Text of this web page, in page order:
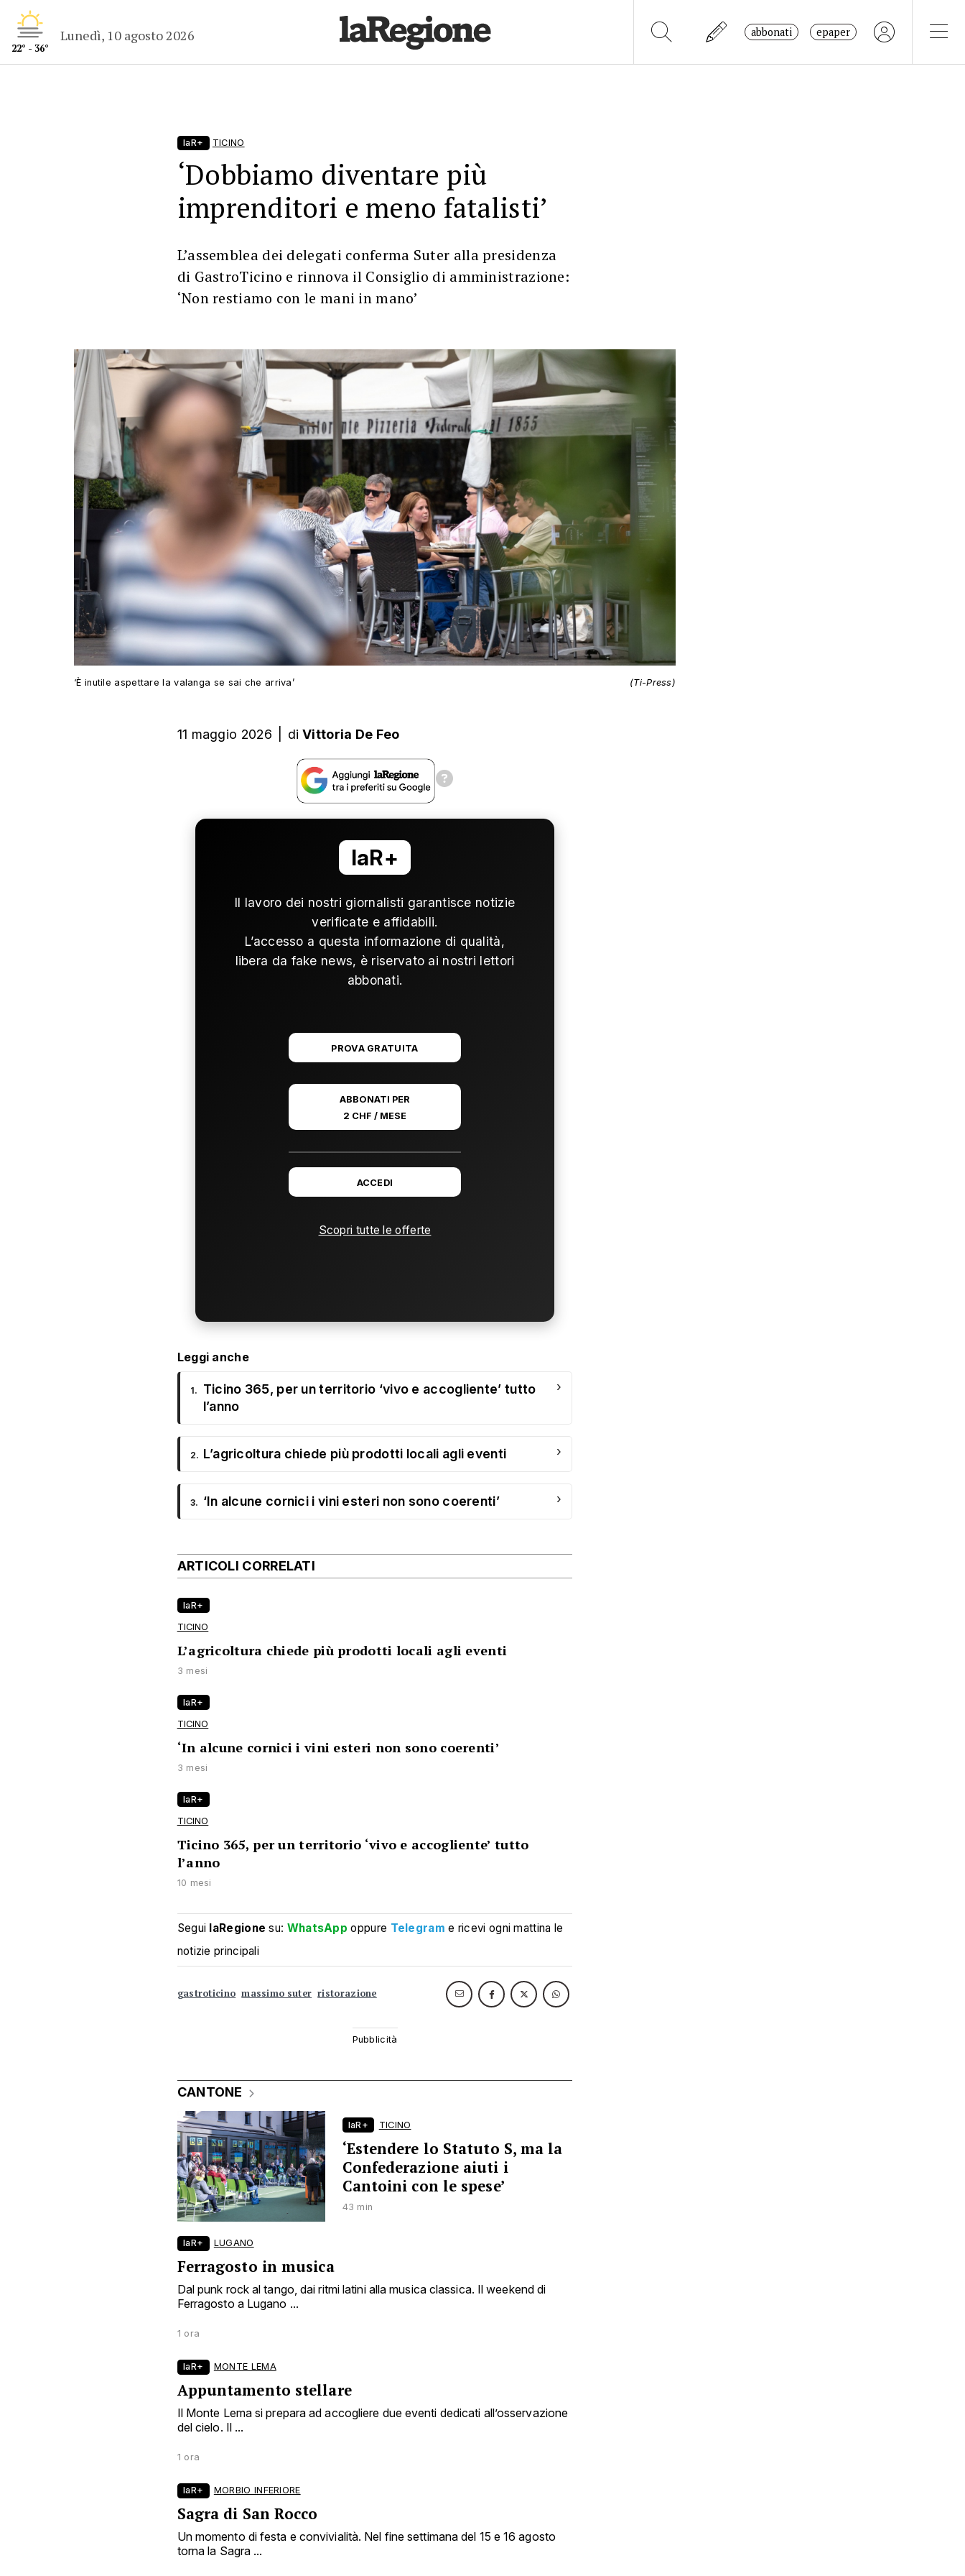
22° - 36°
Lunedì, 10 agosto 2026 abbonati epaper
laR+ TICINO
‘Dobbiamo diventare più
imprenditori e meno fatalisti’
L’assemblea dei delegati conferma Suter alla presidenza
di GastroTicino e rinnova il Consiglio di amministrazione:
‘Non restiamo con le mani in mano’
‘È inutile aspettare la valanga se sai che arriva’ (Ti-Press)
11 maggio 2026 di Vittoria De Feo
laR+
Il lavoro dei nostri giornalisti garantisce notizie
verificate e affidabili.
L’accesso a questa informazione di qualità,
libera da fake news, è riservato ai nostri lettori
abbonati.
PROVA GRATUITA
ABBONATI PER
2 CHF / MESE
ACCEDI
Scopri tutte le offerte
Leggi anche
1.
Ticino 365, per un territorio ‘vivo e accogliente’ tutto
l’anno
›
2. L’agricoltura chiede più prodotti locali agli eventi ›
3. ‘In alcune cornici i vini esteri non sono coerenti’ ›
ARTICOLI CORRELATI
laR+
TICINO
L’agricoltura chiede più prodotti locali agli eventi
3 mesi
laR+
TICINO
‘In alcune cornici i vini esteri non sono coerenti’
3 mesi
laR+
TICINO
Ticino 365, per un territorio ‘vivo e accogliente’ tutto
l’anno
10 mesi
Segui laRegione su: WhatsApp oppure Telegram e ricevi ogni mattina le
notizie principali
gastroticino massimo suter ristorazione
CANTONE
laR+ TICINO
‘Estendere lo Statuto S, ma la
Confederazione aiuti i
Cantoini con le spese’
43 min
laR+ LUGANO
Ferragosto in musica
Dal punk rock al tango, dai ritmi latini alla musica classica. Il weekend di
Ferragosto a Lugano ...
1 ora
laR+ MONTE LEMA
Appuntamento stellare
Il Monte Lema si prepara ad accogliere due eventi dedicati all’osservazione
del cielo. Il ...
1 ora
laR+ MORBIO INFERIORE
Sagra di San Rocco
Un momento di festa e convivialità. Nel fine settimana del 15 e 16 agosto
torna la Sagra ...